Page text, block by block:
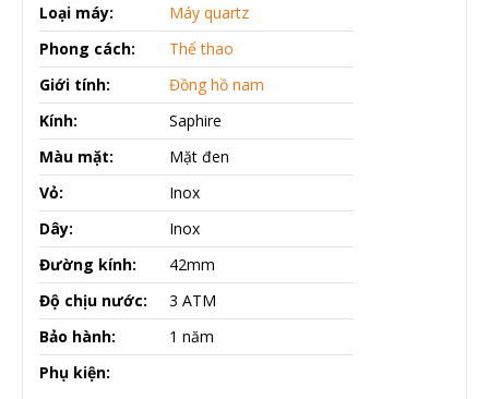
Loại máy:
Máy quartz
Phong cách:
Thể thao
Giới tính:
Đồng hồ nam
Kính:
Saphire
Màu mặt:
Mặt đen
Vỏ:
Inox
Dây:
Inox
Đường kính:
42mm
Độ chịu nước:
3 ATM
Bảo hành:
1 năm
Phụ kiện: